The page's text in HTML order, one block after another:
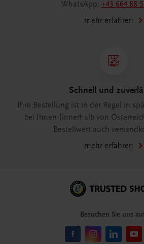
WhatsApp: +43 664 88
mehr erfahren
Schnell und
Ihre Bestellung ist in der Regel in
bei Ihnen (innerhalb von
Bestellwert auch
mehr erfahren
Besuchen Sie uns